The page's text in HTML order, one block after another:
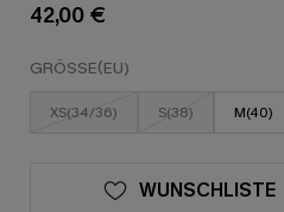
42,00 €
GRÖSSE(EU)
XS(34/36) S(38) M(40)
WUNSCHLISTE